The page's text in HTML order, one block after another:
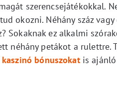
szerencsejátékokkal.
okozni. Néhány száz
Sokaknak ez alkalmi
néhány petákot a rulettre.
bónuszokatis ajánló